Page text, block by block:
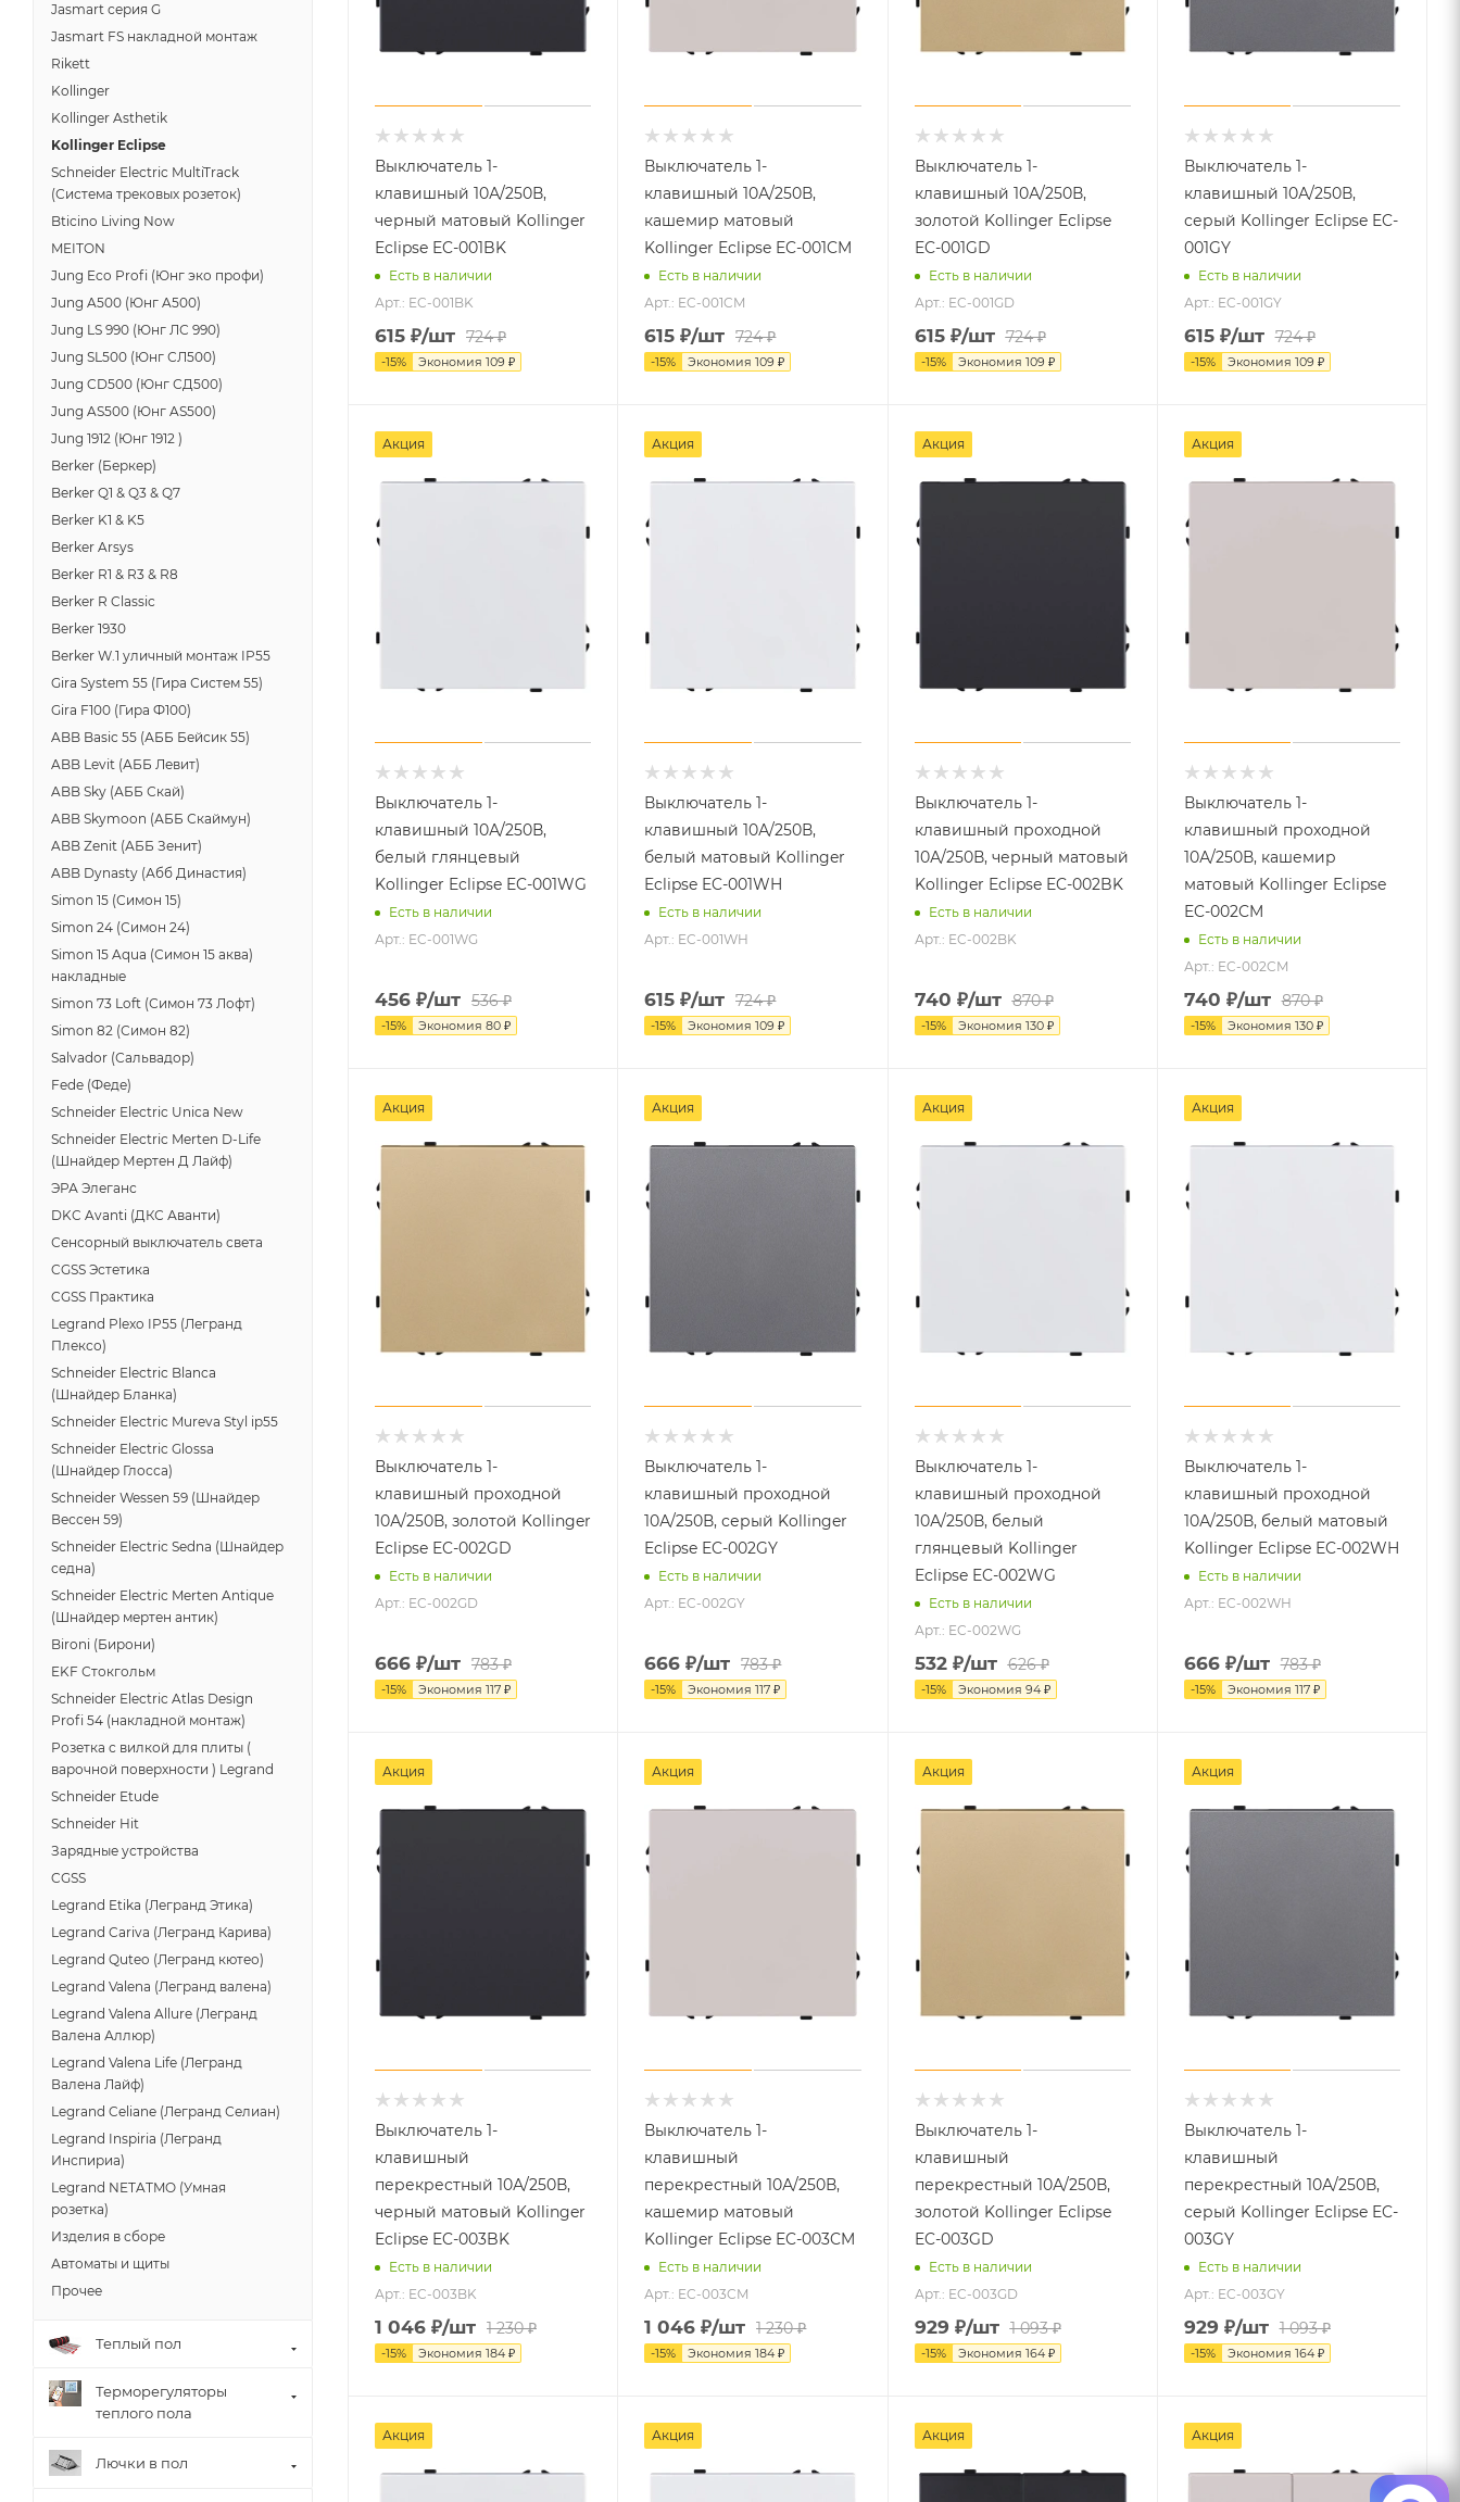
Выключатель 1-
клавишный 10А/250В,
черный матовый Kollinger
Eclipse EC-001BK
Есть в наличии
Арт.: EC-001BK
615 ₽/шт 724₽
-15% Экономия 109 ₽
Выключатель 1-
клавишный 10А/250В,
кашемир матовый
Kollinger Eclipse EC-001CM
Есть в наличии
Арт.: EC-001CM
615 ₽/шт 724₽
-15% Экономия109 ₽
Выключатель 1-
клавишный 10А/250В,
золотой Kollinger Eclipse
EC-001GD
Есть в наличии
Арт.: EC-001GD
615₽/шт 724₽
-15% Экономия 109 ₽
Выключатель 1-
клавишный 10А/250В,
серый Kollinger Eclipse EC-
001GY
Есть в наличии
Арт.: EC-001GY
615₽/шт 724₽
-15% Экономия 109 ₽
Акция
Выключатель 1-
клавишный 10А/250В,
белый глянцевый
Kollinger Eclipse EC-001WG
Есть в наличии
Арт.: EC-001WG
456 ₽/шт 536₽
-15% Экономия 80 ₽
Акция
Выключатель 1-
клавишный 10А/250В,
белый матовый Kollinger
Eclipse EC-001WH
Есть в наличии
Арт.: EC-001WH
615 ₽/шт 724₽
-15% Экономия109 ₽
Акция
Выключатель 1-
клавишный проходной
10А/250В, черный матовый
Kollinger Eclipse EC-002BK
Есть в наличии
Арт.: EC-002BK
740 ₽/шт 870₽
-15% Экономия 130₽
Акция
Выключатель 1-
клавишный проходной
10А/250В, кашемир
матовый Kollinger Eclipse
EC-002CM
Есть в наличии
Арт.: EC-002CM
740 ₽/шт 870₽
-15% Экономия 130₽
Акция
Выключатель 1-
клавишный проходной
10А/250В, золотой Kollinger
Eclipse EC-002GD
Есть в наличии
Арт.: EC-002GD
666 ₽/шт 783₽
-15% Экономия 117 ₽
Акция
Выключатель 1-
клавишный проходной
10А/250В, серый Kollinger
Eclipse EC-002GY
Есть в наличии
Арт.: EC-002GY
666 ₽/шт 783₽
-15% Экономия117 ₽
Акция
Выключатель 1-
клавишный проходной
10А/250В, белый
глянцевый Kollinger
Eclipse EC-002WG
Есть в наличии
Арт.: EC-002WG
532₽/шт 626₽
-15% Экономия 94₽
Акция
Выключатель 1-
клавишный проходной
10А/250В, белый матовый
Kollinger Eclipse EC-002WH
Есть в наличии
Арт.: EC-002WH
666₽/шт 783₽
-15% Экономия 117₽
Акция
Выключатель 1-
клавишный
перекрестный 10А/250В,
черный матовый Kollinger
Eclipse EC-003BK
Есть в наличии
Арт.: EC-003BK
1 046 ₽/шт 1 230₽
-15% Экономия 184 ₽
Акция
Выключатель 1-
клавишный
перекрестный 10А/250В,
кашемир матовый
Kollinger Eclipse EC-003CM
Есть в наличии
Арт.: EC-003CM
1 046 ₽/шт 1 230₽
-15% Экономия184 ₽
Акция
Выключатель 1-
клавишный
перекрестный 10А/250В,
золотой Kollinger Eclipse
EC-003GD
Есть в наличии
Арт.: EC-003GD
929 ₽/шт 1 093₽
-15% Экономия 164₽
Акция
Выключатель 1-
клавишный
перекрестный 10А/250В,
серый Kollinger Eclipse EC-
003GY
Есть в наличии
Арт.: EC-003GY
929 ₽/шт 1 093₽
-15% Экономия 164₽
Акция Акция Акция Акция
Jasmart серия G
Jasmart FS накладной монтаж
Rikett
Kollinger
Kollinger Asthetik
Kollinger Eclipse
Schneider Electric MultiTrack
(Система трековых розеток)
Bticino Living Now
MEITON
Jung Eco Profi (Юнг эко профи)
Jung A500 (Юнг A500)
Jung LS 990 (Юнг ЛС 990)
Jung SL500 (Юнг СЛ500)
Jung CD500 (Юнг СД500)
Jung AS500 (Юнг AS500)
Jung 1912 (Юнг 1912 )
Berker (Беркер)
Berker Q1 & Q3 & Q7
Berker K1 & K5
Berker Arsys
Berker R1 & R3 & R8
Berker R Classic
Berker 1930
Berker W.1 уличный монтаж IP55
Gira System 55 (Гира Систем 55)
Gira F100 (Гира Ф100)
ABB Basic 55 (АББ Бейсик 55)
ABB Levit (АББ Левит)
ABB Sky (АББ Скай)
ABB Skymoon (АББ Скаймун)
ABB Zenit (АББ Зенит)
ABB Dynasty (Абб Династия)
Simon 15 (Симон 15)
Simon 24 (Симон 24)
Simon 15 Aqua (Симон 15 аква)
накладные
Simon 73 Loft (Симон 73 Лофт)
Simon 82 (Симон 82)
Salvador (Сальвадор)
Fede (Феде)
Schneider Electric Unica New
Schneider Electric Merten D-Life
(Шнайдер Мертен Д Лайф)
ЭРА Элеганс
DKC Avanti (ДКС Аванти)
Сенсорный выключатель света
CGSS Эстетика
CGSS Практика
Legrand Plexo IP55 (Легранд
Плексо)
Schneider Electric Blanca
(Шнайдер Бланка)
Schneider Electric Mureva Styl ip55
Schneider Electric Glossa
(Шнайдер Глосса)
Schneider Wessen 59 (Шнайдер
Вессен 59)
Schneider Electric Sedna (Шнайдер
седна)
Schneider Electric Merten Antique
(Шнайдер мертен антик)
Bironi (Бирони)
EKF Стокгольм
Schneider Electric Atlas Design
Profi 54 (накладной монтаж)
Розетка с вилкой для плиты (
варочной поверхности ) Legrand
Schneider Etude
Schneider Hit
Зарядные устройства
CGSS
Legrand Etika (Легранд Этика)
Legrand Cariva (Легранд Карива)
Legrand Quteo (Легранд кютео)
Legrand Valena (Легранд валена)
Legrand Valena Allure (Легранд
Валена Аллюр)
Legrand Valena Life (Легранд
Валена Лайф)
Legrand Celiane (Легранд Селиан)
Legrand Inspiria (Легранд
Инспириа)
Legrand NETATMO (Умная
розетка)
Изделия в сборе
Автоматы и щиты
Прочее
Теплый пол
Терморегуляторы
теплого пола
Лючки в пол